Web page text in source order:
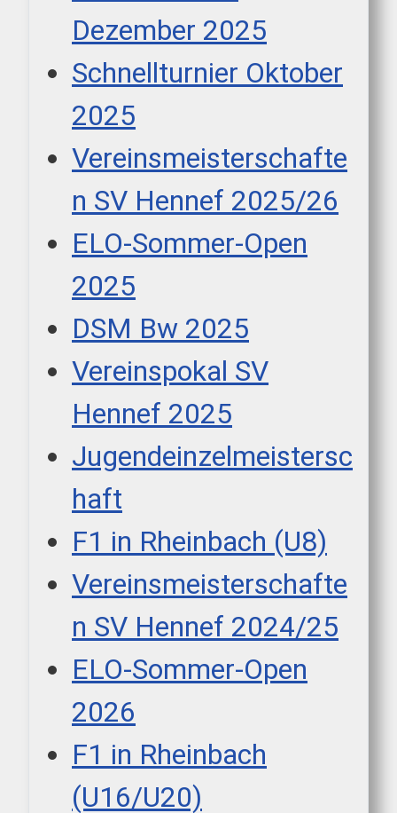
Dezember 2025
Schnellturnier Oktober
2025
Vereinsmeisterschafte
n SV Hennef 2025/26
ELO-Sommer-Open
2025
DSM Bw 2025
Vereinspokal SV
Hennef 2025
Jugendeinzelmeistersc
haft
F1 in Rheinbach (U8)
Vereinsmeisterschafte
n SV Hennef 2024/25
ELO-Sommer-Open
2026
F1 in Rheinbach
(U16/U20)